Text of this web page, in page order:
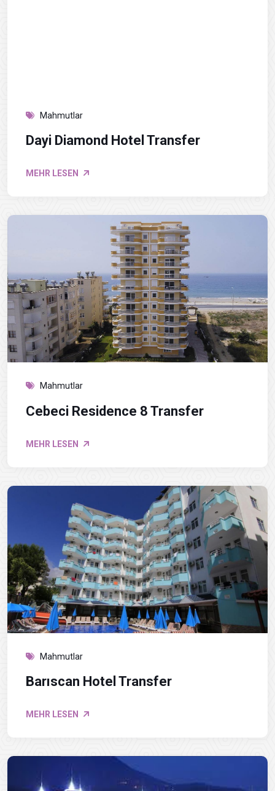
Mahmutlar
Dayi Diamond Hotel Transfer
MEHR LESEN
Mahmutlar
Cebeci Residence 8 Transfer
MEHR LESEN
Mahmutlar
Barıscan Hotel Transfer
MEHR LESEN